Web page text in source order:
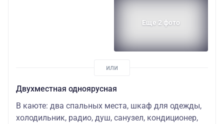
Еще 2 фото
Двухместная одноярусная
В каюте: два спальных места, шкаф для одежды,
холодильник, радио, душ, санузел, кондиционер,